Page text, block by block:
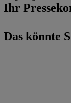
Ihr
Das könnte